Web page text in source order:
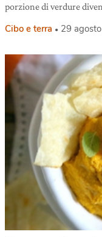
porzione di verdure
Cibo e terra 29